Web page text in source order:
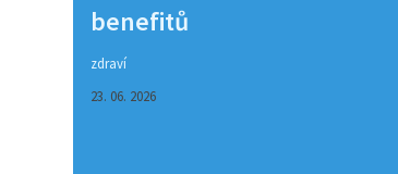
benefitů
zdraví
23. 06. 2026